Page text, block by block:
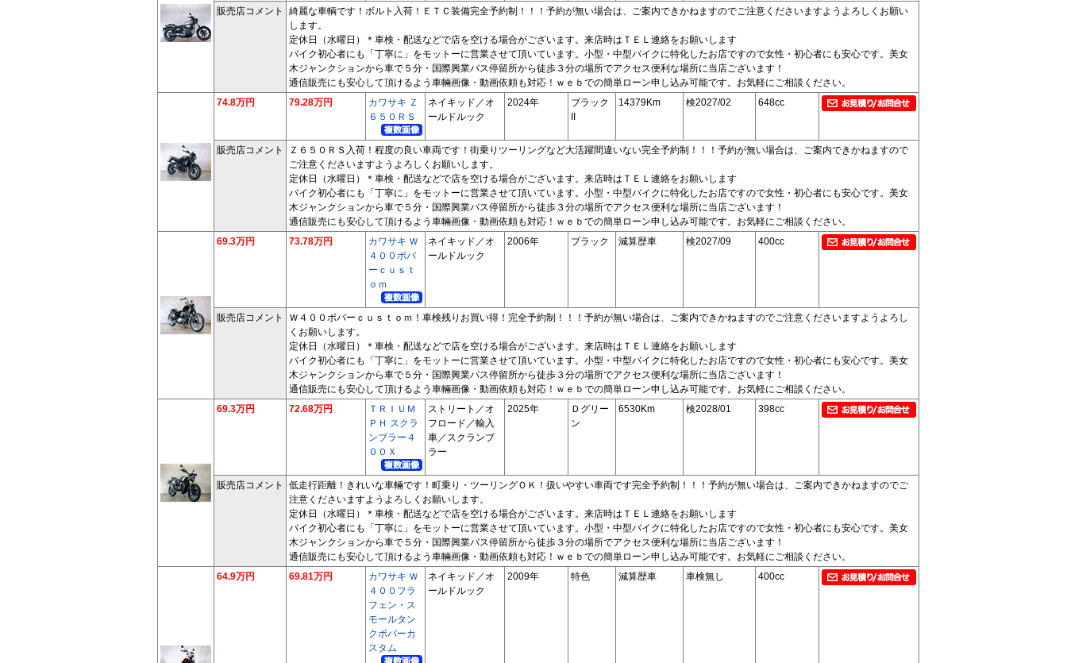
販売店コメント
綺麗な車輌です！ボルト入荷！ＥＴＣ装備完全予約制！！！予約が無い場合は、ご案内できかねますのでご注意くださいますようよろしくお願い
します。
定休日（水曜日）＊車検・配送などで店を空ける場合がございます。来店時はＴＥＬ連絡をお願いします
バイク初心者にも「丁寧に」をモットーに営業させて頂いています。小型・中型バイクに特化したお店ですので女性・初心者にも安心です。美女
木ジャンクションから車で５分・国際興業バス停留所から徒歩３分の場所でアクセス便利な場所に当店ございます！
通信販売にも安心して頂けるよう車輛画像・動画依頼も対応！ｗｅｂでの簡単ローン申し込み可能です。お気軽にご相談ください。
74.8万円
79.28万円
カワサキ Ｚ
６５０ＲＳ
ネイキッド／オ
ールドルック
2024年
ブラック
II
14379Km 検2027/02 648cc
販売店コメント
Ｚ６５０ＲＳ入荷！程度の良い車両です！街乗りツーリングなど大活躍間違いない完全予約制！！！予約が無い場合は、ご案内できかねますので
ご注意くださいますようよろしくお願いします。
定休日（水曜日）＊車検・配送などで店を空ける場合がございます。来店時はＴＥＬ連絡をお願いします
バイク初心者にも「丁寧に」をモットーに営業させて頂いています。小型・中型バイクに特化したお店ですので女性・初心者にも安心です。美女
木ジャンクションから車で５分・国際興業バス停留所から徒歩３分の場所でアクセス便利な場所に当店ございます！
通信販売にも安心して頂けるよう車輛画像・動画依頼も対応！ｗｅｂでの簡単ローン申し込み可能です。お気軽にご相談ください。
69.3万円
73.78万円
カワサキ Ｗ
４００ボバ
ーｃｕｓｔ
ｏｍ
ネイキッド／オ
ールドルック
2006年 ブラック 減算歴車 検2027/09 400cc
販売店コメント
Ｗ４００ボバーｃｕｓｔｏｍ！車検残りお買い得！完全予約制！！！予約が無い場合は、ご案内できかねますのでご注意くださいますようよろし
くお願いします。
定休日（水曜日）＊車検・配送などで店を空ける場合がございます。来店時はＴＥＬ連絡をお願いします
バイク初心者にも「丁寧に」をモットーに営業させて頂いています。小型・中型バイクに特化したお店ですので女性・初心者にも安心です。美女
木ジャンクションから車で５分・国際興業バス停留所から徒歩３分の場所でアクセス便利な場所に当店ございます！
通信販売にも安心して頂けるよう車輛画像・動画依頼も対応！ｗｅｂでの簡単ローン申し込み可能です。お気軽にご相談ください。
69.3万円
72.68万円
ＴＲＩＵＭ
ＰＨ スクラ
ンブラー４
００Ｘ
ストリート／オ
フロード／輸入
車／スクランブ
ラー
2025年
Ｄグリー
ン
6530Km 検2028/01 398cc
販売店コメント
低走行距離！きれいな車輛です！町乗り・ツーリングＯＫ！扱いやすい車両です完全予約制！！！予約が無い場合は、ご案内できかねますのでご
注意くださいますようよろしくお願いします。
定休日（水曜日）＊車検・配送などで店を空ける場合がございます。来店時はＴＥＬ連絡をお願いします
バイク初心者にも「丁寧に」をモットーに営業させて頂いています。小型・中型バイクに特化したお店ですので女性・初心者にも安心です。美女
木ジャンクションから車で５分・国際興業バス停留所から徒歩３分の場所でアクセス便利な場所に当店ございます！
通信販売にも安心して頂けるよう車輛画像・動画依頼も対応！ｗｅｂでの簡単ローン申し込み可能です。お気軽にご相談ください。
64.9万円
69.81万円
カワサキ Ｗ
４００フラ
フェン・ス
モールタン
クボバーカ
スタム
ネイキッド／オ
ールドルック
2009年 特色 減算歴車 車検無し 400cc